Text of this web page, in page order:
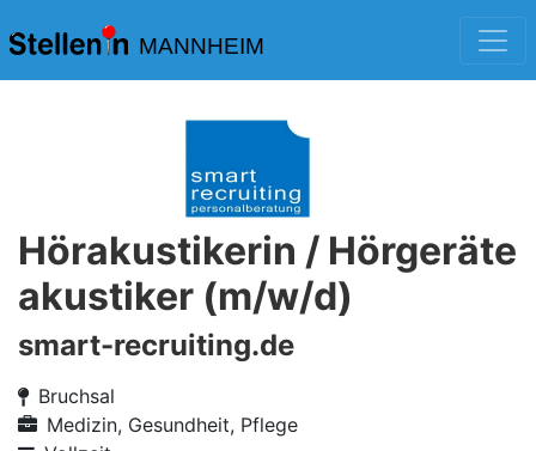
MANNHEIM
Hörakustikerin / Hörgeräte
akustiker (m/w/d)
smart-recruiting.de
Bruchsal
Medizin, Gesundheit, Pflege